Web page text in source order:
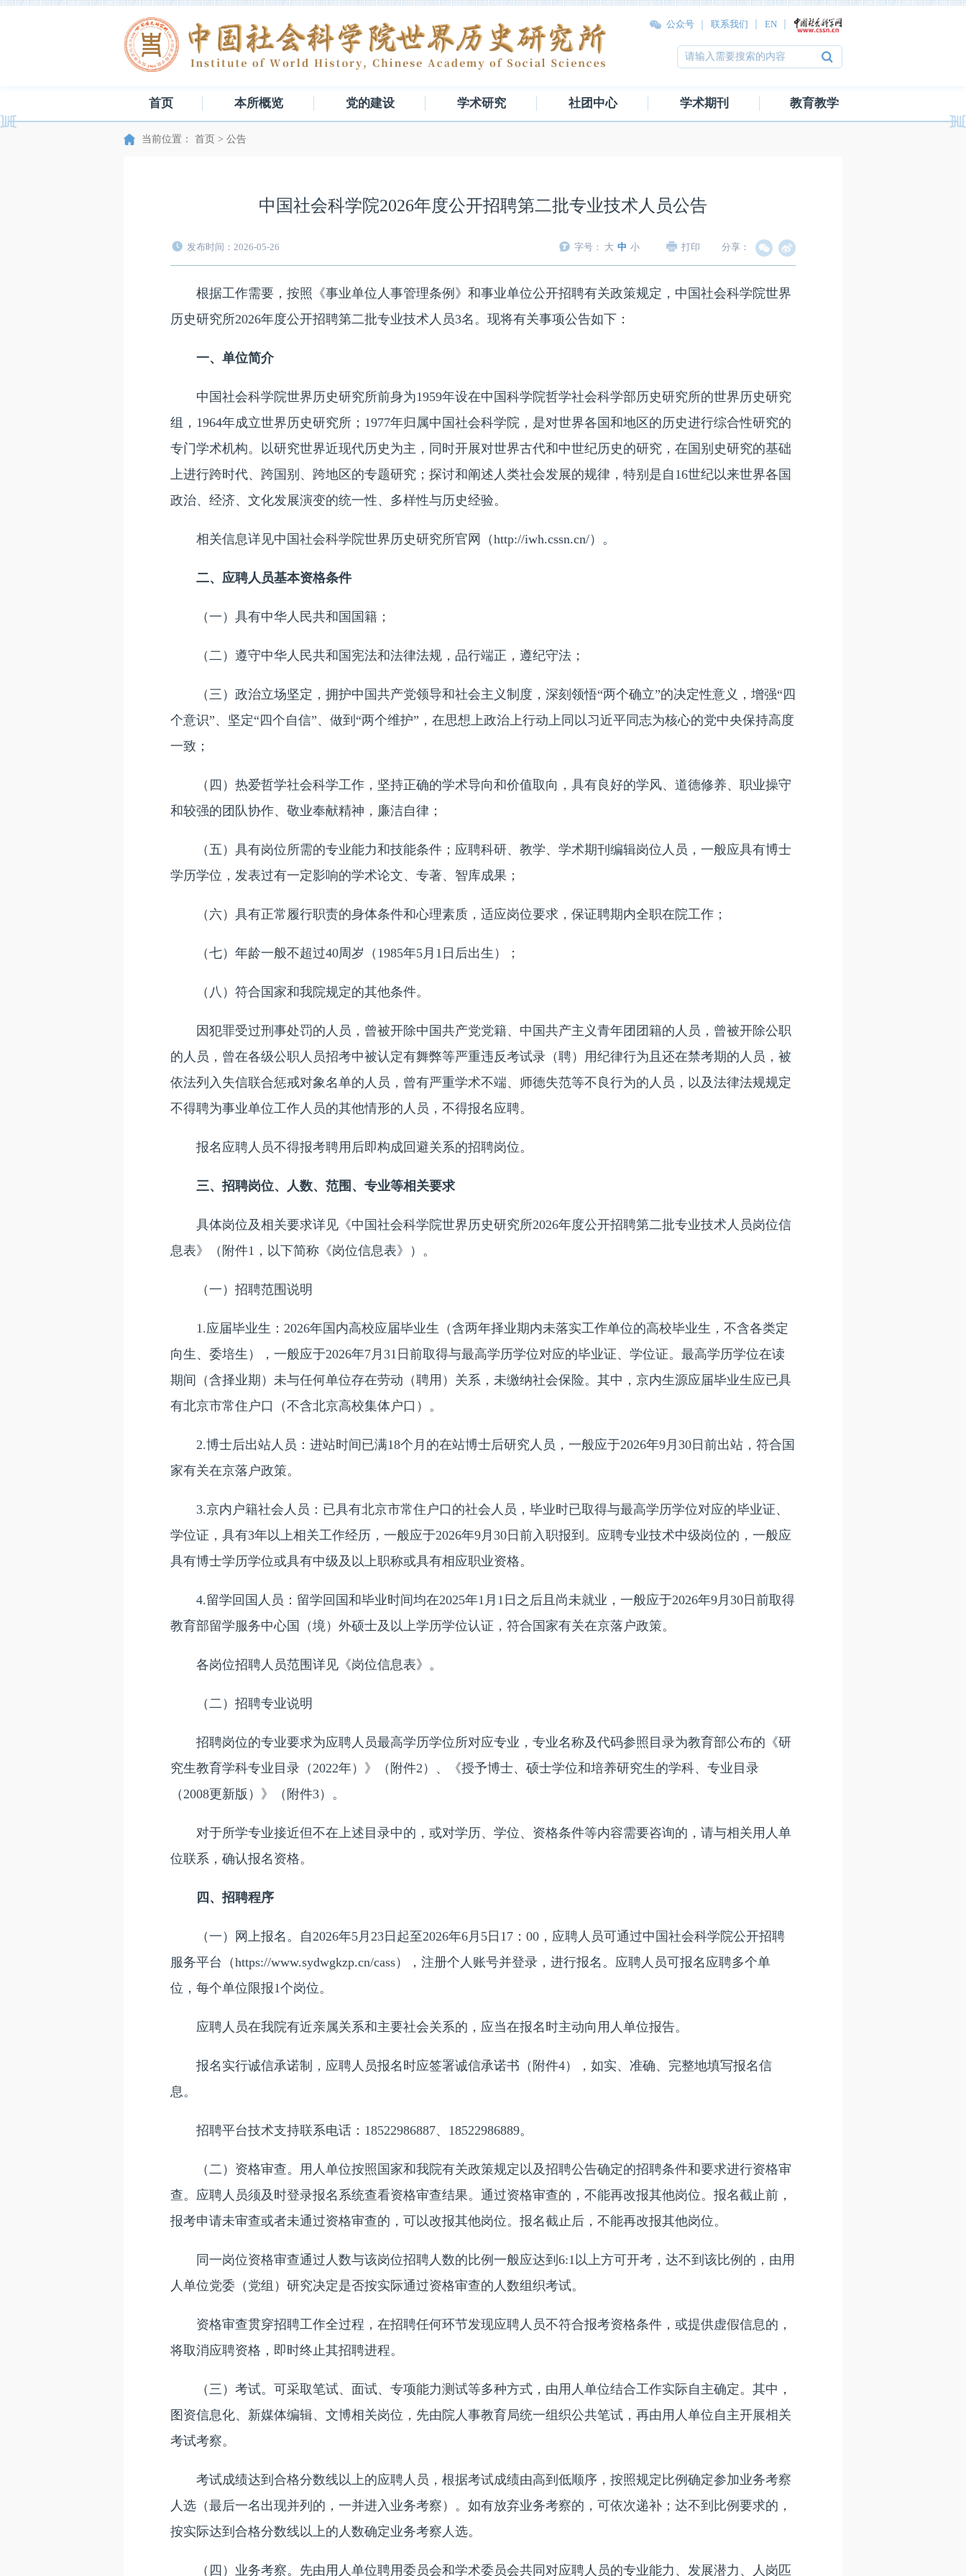
公众号 联系我们 EN
首页 本所概览 党的建设 学术研究 社团中心 学术期刊 教育教学
当前位置： 首页 > 公告
中国社会科学院2026年度公开招聘第二批专业技术人员公告
发布时间：2026-05-26 字号： 大 中 小 打印 分享：
根据工作需要，按照《事业单位人事管理条例》和事业单位公开招聘有关政策规定，中国社会科学院世界
历史研究所2026年度公开招聘第二批专业技术人员3名。现将有关事项公告如下：
一、单位简介
中国社会科学院世界历史研究所前身为1959年设在中国科学院哲学社会科学部历史研究所的世界历史研究
组，1964年成立世界历史研究所；1977年归属中国社会科学院，是对世界各国和地区的历史进行综合性研究的
专门学术机构。以研究世界近现代历史为主，同时开展对世界古代和中世纪历史的研究，在国别史研究的基础
上进行跨时代、跨国别、跨地区的专题研究；探讨和阐述人类社会发展的规律，特别是自16世纪以来世界各国
政治、经济、文化发展演变的统一性、多样性与历史经验。
相关信息详见中国社会科学院世界历史研究所官网（http://iwh.cssn.cn/）。
二、应聘人员基本资格条件
（一）具有中华人民共和国国籍；
（二）遵守中华人民共和国宪法和法律法规，品行端正，遵纪守法；
（三）政治立场坚定，拥护中国共产党领导和社会主义制度，深刻领悟“两个确立”的决定性意义，增强“四
个意识”、坚定“四个自信”、做到“两个维护”，在思想上政治上行动上同以习近平同志为核心的党中央保持高度
一致；
（四）热爱哲学社会科学工作，坚持正确的学术导向和价值取向，具有良好的学风、道德修养、职业操守
和较强的团队协作、敬业奉献精神，廉洁自律；
（五）具有岗位所需的专业能力和技能条件；应聘科研、教学、学术期刊编辑岗位人员，一般应具有博士
学历学位，发表过有一定影响的学术论文、专著、智库成果；
（六）具有正常履行职责的身体条件和心理素质，适应岗位要求，保证聘期内全职在院工作；
（七）年龄一般不超过40周岁（1985年5月1日后出生）；
（八）符合国家和我院规定的其他条件。
因犯罪受过刑事处罚的人员，曾被开除中国共产党党籍、中国共产主义青年团团籍的人员，曾被开除公职
的人员，曾在各级公职人员招考中被认定有舞弊等严重违反考试录（聘）用纪律行为且还在禁考期的人员，被
依法列入失信联合惩戒对象名单的人员，曾有严重学术不端、师德失范等不良行为的人员，以及法律法规规定
不得聘为事业单位工作人员的其他情形的人员，不得报名应聘。
报名应聘人员不得报考聘用后即构成回避关系的招聘岗位。
三、招聘岗位、人数、范围、专业等相关要求
具体岗位及相关要求详见《中国社会科学院世界历史研究所2026年度公开招聘第二批专业技术人员岗位信
息表》（附件1，以下简称《岗位信息表》）。
（一）招聘范围说明
1.应届毕业生：2026年国内高校应届毕业生（含两年择业期内未落实工作单位的高校毕业生，不含各类定
向生、委培生），一般应于2026年7月31日前取得与最高学历学位对应的毕业证、学位证。最高学历学位在读
期间（含择业期）未与任何单位存在劳动（聘用）关系，未缴纳社会保险。其中，京内生源应届毕业生应已具
有北京市常住户口（不含北京高校集体户口）。
2.博士后出站人员：进站时间已满18个月的在站博士后研究人员，一般应于2026年9月30日前出站，符合国
家有关在京落户政策。
3.京内户籍社会人员：已具有北京市常住户口的社会人员，毕业时已取得与最高学历学位对应的毕业证、
学位证，具有3年以上相关工作经历，一般应于2026年9月30日前入职报到。应聘专业技术中级岗位的，一般应
具有博士学历学位或具有中级及以上职称或具有相应职业资格。
4.留学回国人员：留学回国和毕业时间均在2025年1月1日之后且尚未就业，一般应于2026年9月30日前取得
教育部留学服务中心国（境）外硕士及以上学历学位认证，符合国家有关在京落户政策。
各岗位招聘人员范围详见《岗位信息表》。
（二）招聘专业说明
招聘岗位的专业要求为应聘人员最高学历学位所对应专业，专业名称及代码参照目录为教育部公布的《研
究生教育学科专业目录（2022年）》（附件2）、《授予博士、硕士学位和培养研究生的学科、专业目录
（2008更新版）》（附件3）。
对于所学专业接近但不在上述目录中的，或对学历、学位、资格条件等内容需要咨询的，请与相关用人单
位联系，确认报名资格。
四、招聘程序
（一）网上报名。自2026年5月23日起至2026年6月5日17：00，应聘人员可通过中国社会科学院公开招聘
服务平台（https://www.sydwgkzp.cn/cass），注册个人账号并登录，进行报名。应聘人员可报名应聘多个单
位，每个单位限报1个岗位。
应聘人员在我院有近亲属关系和主要社会关系的，应当在报名时主动向用人单位报告。
报名实行诚信承诺制，应聘人员报名时应签署诚信承诺书（附件4），如实、准确、完整地填写报名信
息。
招聘平台技术支持联系电话：18522986887、18522986889。
（二）资格审查。用人单位按照国家和我院有关政策规定以及招聘公告确定的招聘条件和要求进行资格审
查。应聘人员须及时登录报名系统查看资格审查结果。通过资格审查的，不能再改报其他岗位。报名截止前，
报考申请未审查或者未通过资格审查的，可以改报其他岗位。报名截止后，不能再改报其他岗位。
同一岗位资格审查通过人数与该岗位招聘人数的比例一般应达到6:1以上方可开考，达不到该比例的，由用
人单位党委（党组）研究决定是否按实际通过资格审查的人数组织考试。
资格审查贯穿招聘工作全过程，在招聘任何环节发现应聘人员不符合报考资格条件，或提供虚假信息的，
将取消应聘资格，即时终止其招聘进程。
（三）考试。可采取笔试、面试、专项能力测试等多种方式，由用人单位结合工作实际自主确定。其中，
图资信息化、新媒体编辑、文博相关岗位，先由院人事教育局统一组织公共笔试，再由用人单位自主开展相关
考试考察。
考试成绩达到合格分数线以上的应聘人员，根据考试成绩由高到低顺序，按照规定比例确定参加业务考察
人选（最后一名出现并列的，一并进入业务考察）。如有放弃业务考察的，可依次递补；达不到比例要求的，
按实际达到合格分数线以上的人数确定业务考察人选。
（四）业务考察。先由用人单位聘用委员会和学术委员会共同对应聘人员的专业能力、发展潜力、人岗匹